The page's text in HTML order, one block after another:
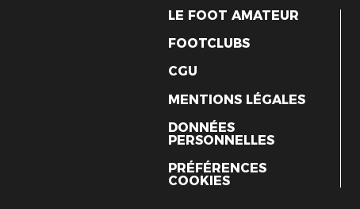
LE FOOT AMATEUR
FOOTCLUBS
CGU
MENTIONS LÉGALES
DONNÉES
PERSONNELLES
PRÉFÉRENCES
COOKIES